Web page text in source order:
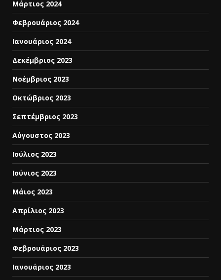
Μάρτιος 2024
Φεβρουάριος 2024
Ιανουάριος 2024
Δεκέμβριος 2023
Νοέμβριος 2023
Οκτώβριος 2023
Σεπτέμβριος 2023
Αύγουστος 2023
Ιούλιος 2023
Ιούνιος 2023
Μάιος 2023
Απρίλιος 2023
Μάρτιος 2023
Φεβρουάριος 2023
Ιανουάριος 2023